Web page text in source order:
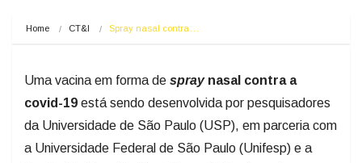
Home CT&I Spray nasal contra…
Uma vacina em forma de spraynasal contra a
covid-19 está sendo desenvolvida por pesquisadores
da Universidade de São Paulo (USP), em parceria com
a Universidade Federal de São Paulo (Unifesp) e a